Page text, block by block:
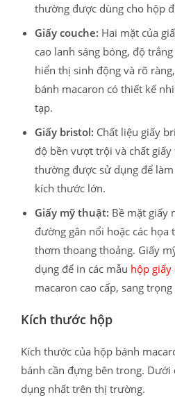
thường được dùng cho hộp
Giấy couche: Hai mặt của
cao lanh sáng bóng, độ
hiển thị sinh động và rõ
bánh macaron có thiết kế
tạp.
Giấy bristol: Chất liệu giấy
độ bền vượt trội và chất
thường được sử dụng để
kích thước lớn.
Giấy mỹ thuật: Bề mặt giấy
đường gân nổi hoặc các
thơm thoang thoảng. Giấy
dụng để in các mẫu hộp
macaron cao cấp, sang
Kích thước hộp
Kích thước của hộp bánh
bánh cần đựng bên trong.
dụng nhất trên thị trường.